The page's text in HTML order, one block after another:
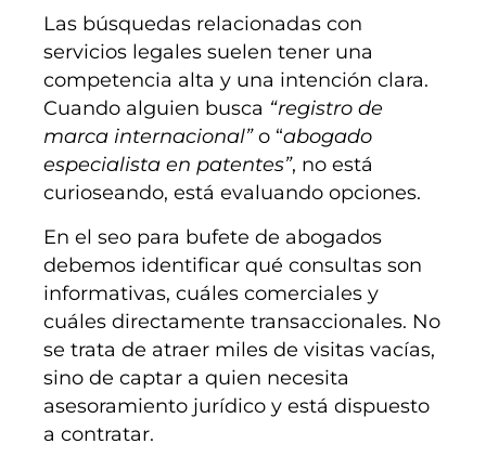
Las búsquedas relacionadas con
servicios legales suelen tener una
competencia alta y una intención clara.
Cuando alguien busca “registro de
marca internacional”o “abogado
especialista en patentes”, no está
curioseando, está evaluando opciones.
En el seo para bufete de abogados
debemos identificar qué consultas son
informativas, cuáles comerciales y
cuáles directamente transaccionales. No
se trata de atraer miles de visitas vacías,
sino de captar a quien necesita
asesoramiento jurídico y está dispuesto
a contratar.